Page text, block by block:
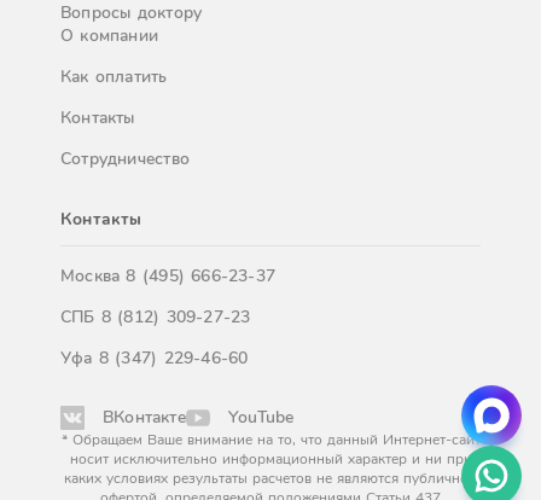
Вопросы доктору
О компании
Как оплатить
Контакты
Сотрудничество
Контакты
Москва8 (495) 666-23-37
СПБ 8 (812) 309-27-23
Уфа 8 (347) 229-46-60
ВКонтакте YouTube
* Обращаем Ваше внимание на то, что данный Интернет-сайт
носит исключительно информационный характер и ни при
каких условиях результаты расчетов не являются публичной